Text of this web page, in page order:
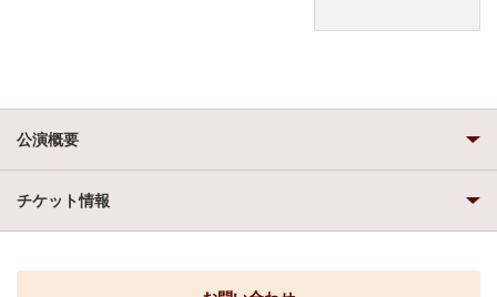
公演概要
チケット情報